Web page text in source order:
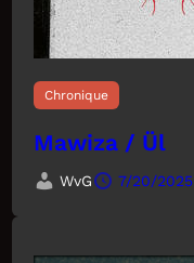
Chronique
Mawiza / Ül
WvG 7/20/2025